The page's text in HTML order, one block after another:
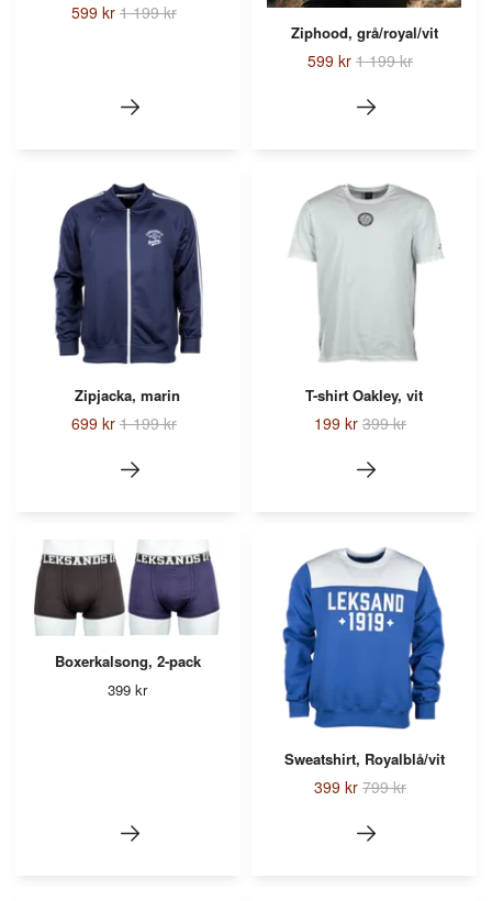
599 kr 1 199 kr
Ziphood, grå/royal/vit
599 kr 1 199 kr
Zipjacka, marin
699 kr 1 199 kr
T-shirt Oakley, vit
199 kr 399 kr
Boxerkalsong, 2-pack
399 kr
Sweatshirt, Royalblå/vit
399 kr 799 kr